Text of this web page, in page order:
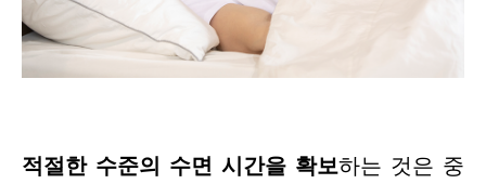
적절한 수준의 수면 시간을 확보하는 것은 중